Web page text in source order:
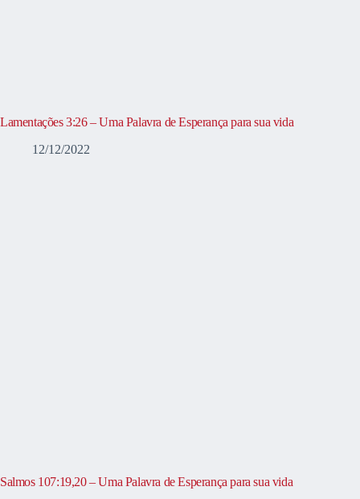
Lamentações 3:26 – Uma Palavra de Esperança para sua vida
12/12/2022
Salmos 107:19,20 – Uma Palavra de Esperança para sua vida